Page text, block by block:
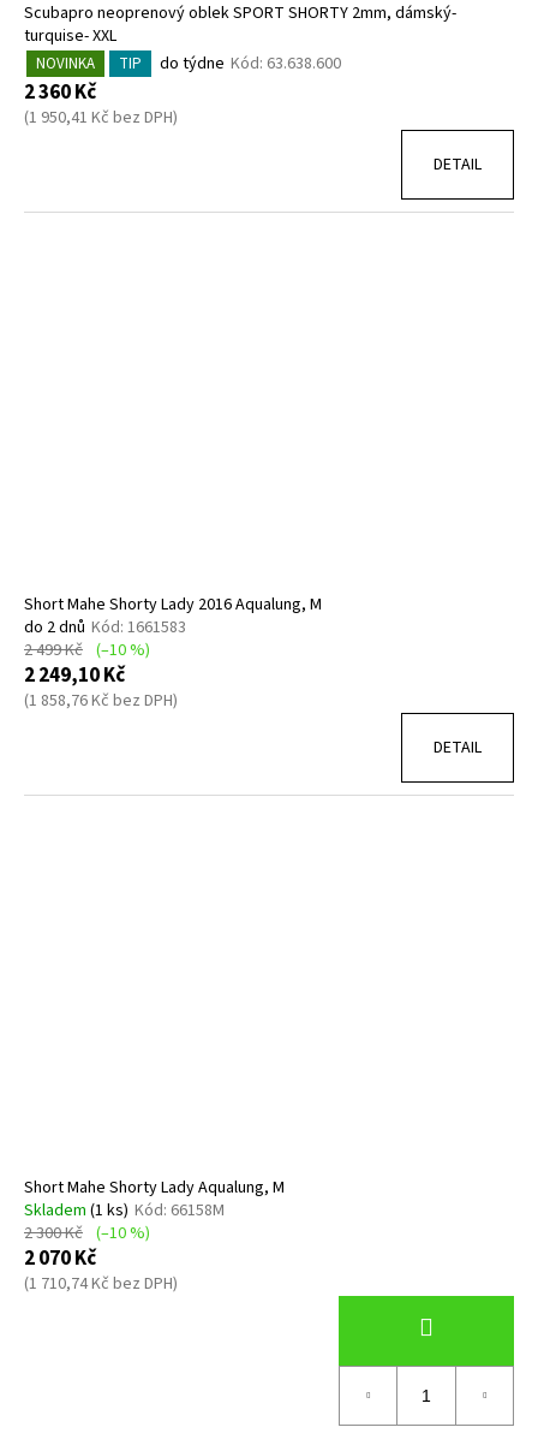
Scubapro neoprenový oblek SPORT SHORTY 2mm, dámský-
turquise- XXL
NOVINKA TIP do týdne Kód: 63.638.600
2 360 Kč
(1 950,41 Kč bez DPH)
DETAIL
Short Mahe Shorty Lady 2016 Aqualung, M
do 2 dnů Kód: 1661583
2 499 Kč (–10 %)
2 249,10 Kč
(1 858,76 Kč bez DPH)
DETAIL
Short Mahe Shorty Lady Aqualung, M
Skladem (1 ks) Kód: 66158M
2 300 Kč (–10 %)
2 070 Kč
(1 710,74 Kč bez DPH)